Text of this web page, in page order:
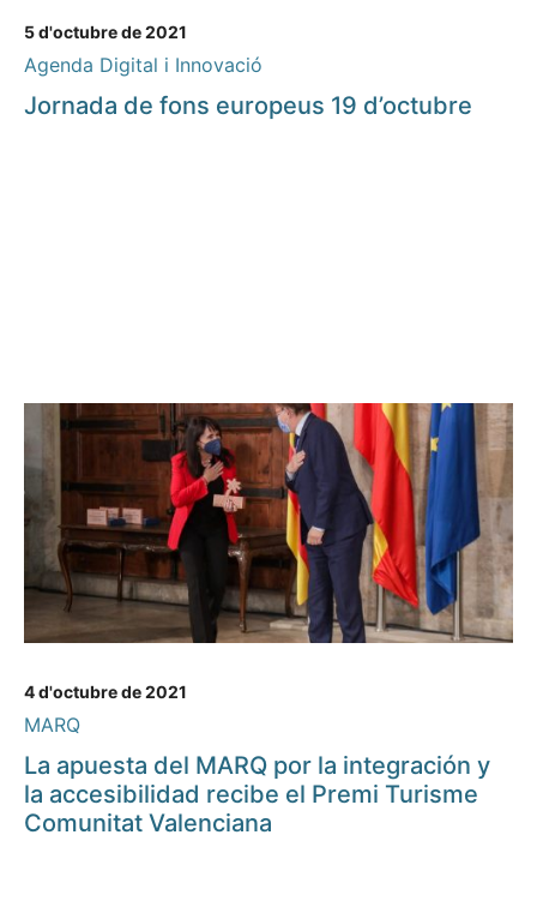
5 d'octubre de 2021
Agenda Digital i Innovació
Jornada de fons europeus 19 d’octubre
4 d'octubre de 2021
MARQ
La apuesta del MARQ por la integración y
la accesibilidad recibe el Premi Turisme
Comunitat Valenciana